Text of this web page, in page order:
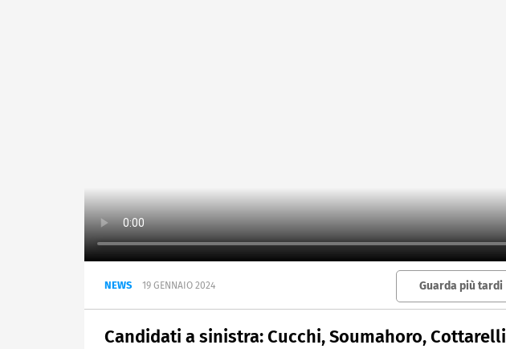
NEWS 19 GENNAIO 2024 Guarda più tardi
Candidati a sinistra: Cucchi, Soumahoro, Cottarelli